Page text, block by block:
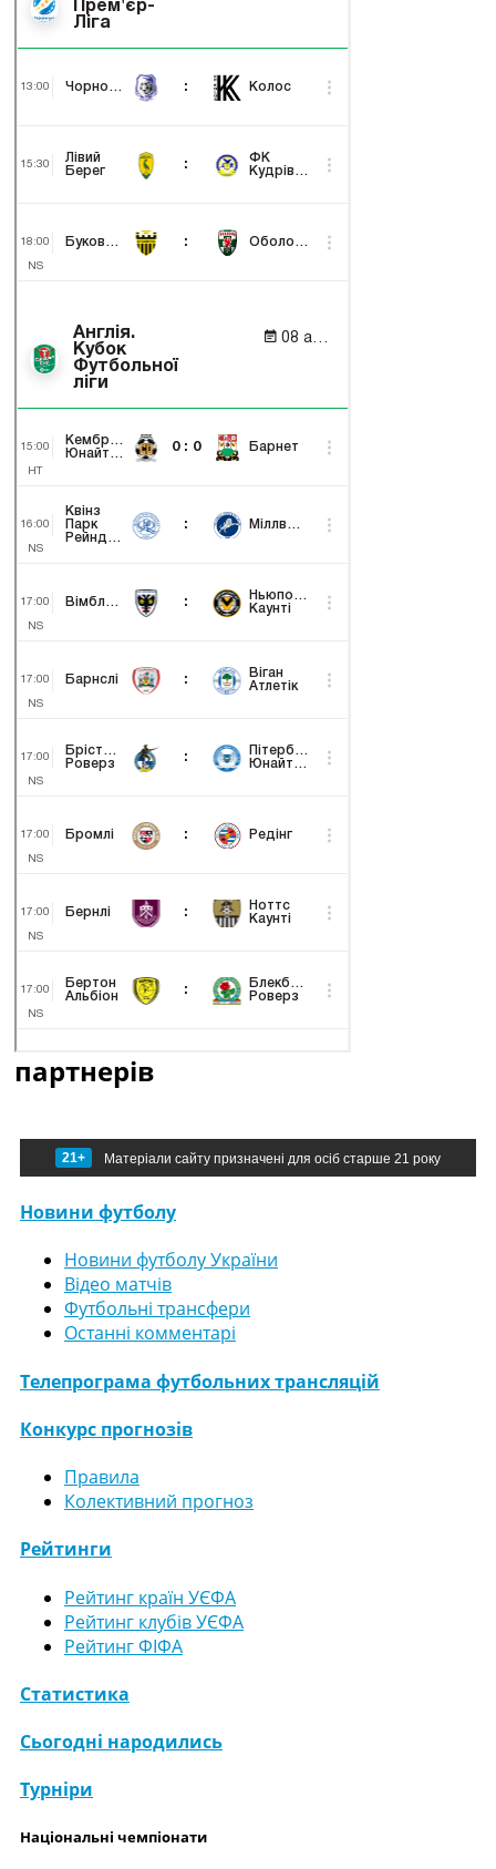
партнерів
21+ Матеріали сайту призначені для осіб старше 21 року
Новини футболу
Новини футболу України
Відео матчів
Футбольні трансфери
Останні комментарі
Телепрограма футбольних трансляцій
Конкурс прогнозів
Правила
Колективний прогноз
Рейтинги
Рейтинг країн УЄФА
Рейтинг клубів УЄФА
Рейтинг ФІФА
Статистика
Сьогодні народились
Турніри
Національні чемпіонати